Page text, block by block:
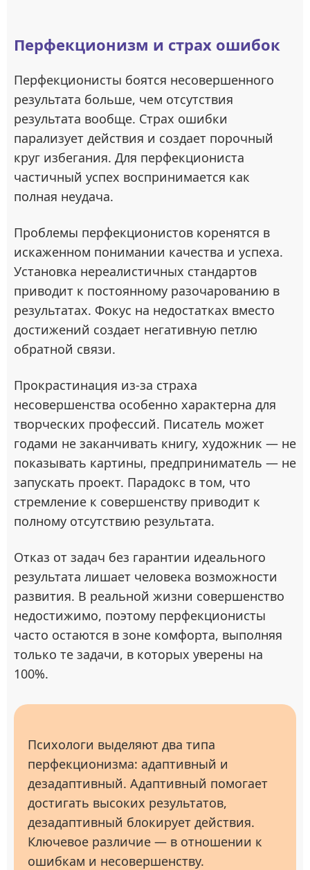
Перфекционизм и страх ошибок
Перфекционисты боятся несовершенного
результата больше, чем отсутствия
результата вообще. Страх ошибки
парализует действия и создает порочный
круг избегания. Для перфекциониста
частичный успех воспринимается как
полная неудача.
Проблемы перфекционистов коренятся в
искаженном понимании качества и успеха.
Установка нереалистичных стандартов
приводит к постоянному разочарованию в
результатах. Фокус на недостатках вместо
достижений создает негативную петлю
обратной связи.
Прокрастинация из-за страха
несовершенства особенно характерна для
творческих профессий. Писатель может
годами не заканчивать книгу, художник — не
показывать картины, предприниматель — не
запускать проект. Парадокс в том, что
стремление к совершенству приводит к
полному отсутствию результата.
Отказ от задач без гарантии идеального
результата лишает человека возможности
развития. В реальной жизни совершенство
недостижимо, поэтому перфекционисты
часто остаются в зоне комфорта, выполняя
только те задачи, в которых уверены на
100%.
Психологи выделяют два типа
перфекционизма: адаптивный и
дезадаптивный. Адаптивный помогает
достигать высоких результатов,
дезадаптивный блокирует действия.
Ключевое различие — в отношении к
ошибкам и несовершенству.